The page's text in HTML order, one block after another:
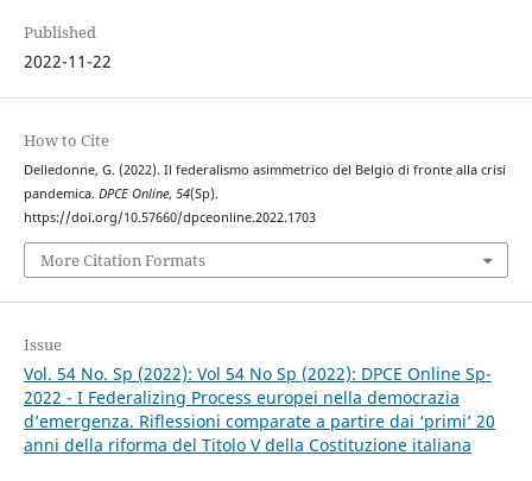
Published
2022-11-22
How to Cite
Delledonne, G. (2022). Il federalismo asimmetrico del Belgio di fronte alla crisi
pandemica. DPCE Online, 54(Sp).
https://doi.org/10.57660/dpceonline.2022.1703
More Citation Formats
Issue
Vol. 54 No. Sp (2022): Vol 54 No Sp (2022): DPCE Online Sp-
2022 - I Federalizing Process europei nella democrazia
d’emergenza. Riflessioni comparate a partire dai ‘primi’ 20
anni della riforma del Titolo V della Costituzione italiana